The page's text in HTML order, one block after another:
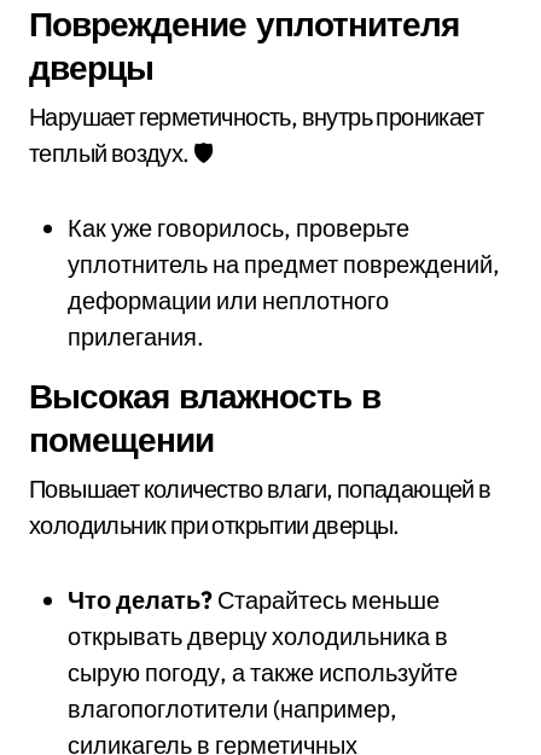
Повреждение уплотнителя
дверцы
Нарушает герметичность, внутрь проникает
теплый воздух. 🛡️
Как уже говорилось, проверьте
уплотнитель на предмет повреждений,
деформации или неплотного
прилегания.
Высокая влажность в
помещении
Повышает количество влаги, попадающей в
холодильник при открытии дверцы.
Что делать? Старайтесь меньше
открывать дверцу холодильника в
сырую погоду, а также используйте
влагопоглотители (например,
силикагель в герметичных